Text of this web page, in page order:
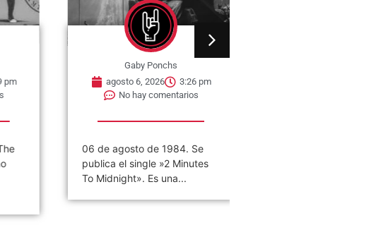
Gaby Ponchs
agosto 6, 2026
3:26 pm
No hay comentarios
06 de agosto de 1984. Se
publica el single »2 Minutes
To Midnight». Es una...